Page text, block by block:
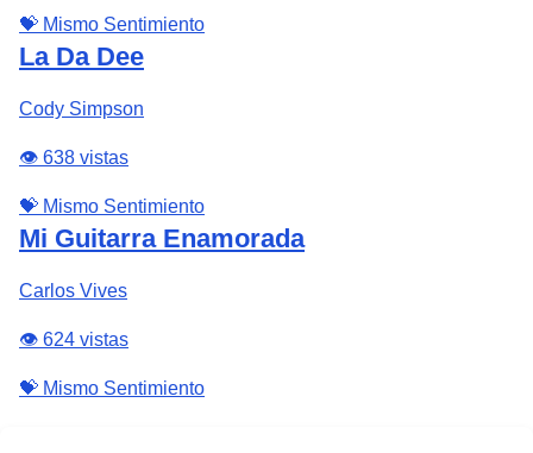
💝 Mismo Sentimiento
La Da Dee
Cody Simpson
👁️ 638 vistas
💝 Mismo Sentimiento
Mi Guitarra Enamorada
Carlos Vives
👁️ 624 vistas
💝 Mismo Sentimiento